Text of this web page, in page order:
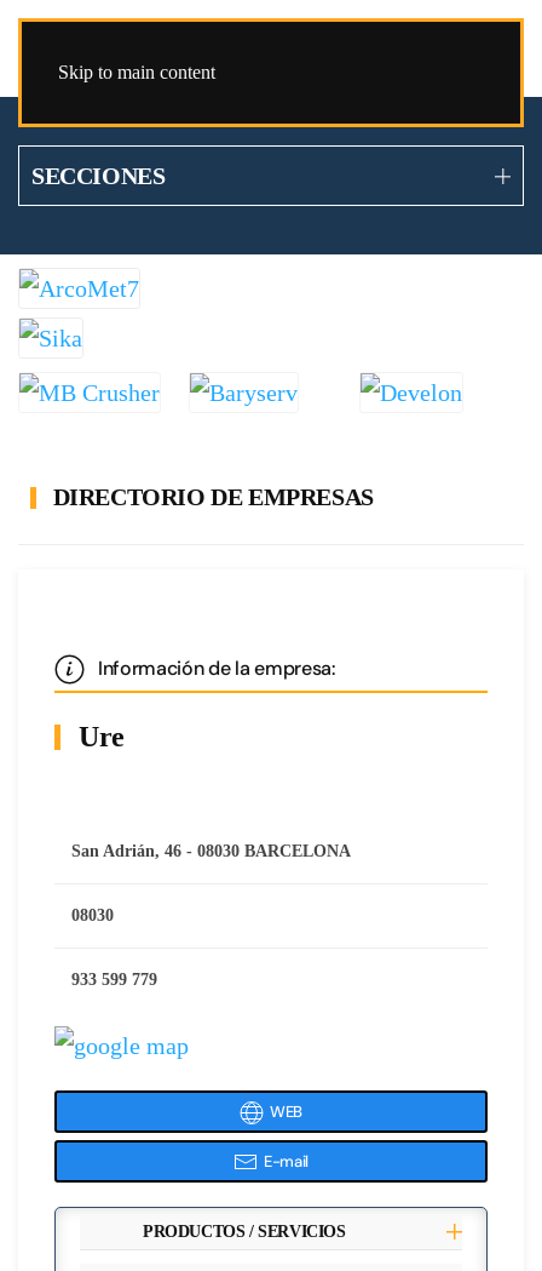
Skip to main content
SECCIONES
DIRECTORIO DE EMPRESAS
Información de la empresa:
Ure
San Adrián, 46 - 08030 BARCELONA
08030
933 599 779
WEB
E-mail
PRODUCTOS / SERVICIOS